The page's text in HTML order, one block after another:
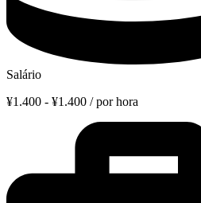
Salário
¥1.400 - ¥1.400 / por hora